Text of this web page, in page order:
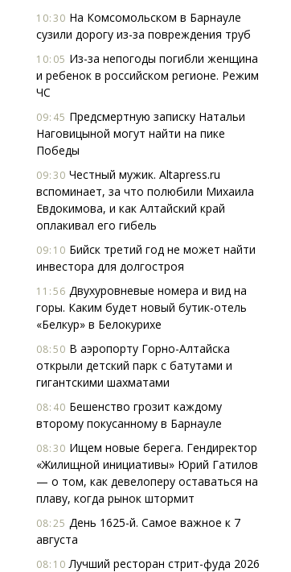
10:30 На Комсомольском в Барнауле
сузили дорогу из-за повреждения труб
10:05 Из-за непогоды погибли женщина
и ребенок в российском регионе. Режим
ЧС
09:45 Предсмертную записку Натальи
Наговицыной могут найти на пике
Победы
09:30 Честный мужик. Altapress.ru
вспоминает, за что полюбили Михаила
Евдокимова, и как Алтайский край
оплакивал его гибель
09:10 Бийск третий год не может найти
инвестора для долгостроя
11:56 Двухуровневые номера и вид на
горы. Каким будет новый бутик-отель
«Белкур» в Белокурихе
08:50 В аэропорту Горно-Алтайска
открыли детский парк с батутами и
гигантскими шахматами
08:40 Бешенство грозит каждому
второму покусанному в Барнауле
08:30 Ищем новые берега. Гендиректор
«Жилищной инициативы» Юрий Гатилов
— о том, как девелоперу оставаться на
плаву, когда рынок штормит
08:25 День 1625-й. Самое важное к 7
августа
08:10 Лучший ресторан стрит-фуда 2026